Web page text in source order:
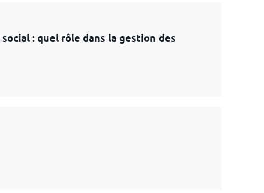
: quel rôle dans la gestion des